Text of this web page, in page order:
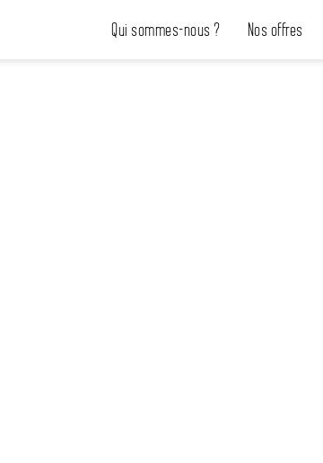
Qui sommes-nous ? Nos offres